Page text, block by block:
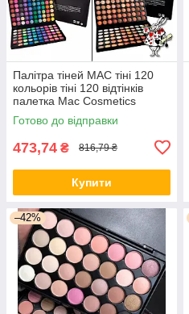
Палітра тіней МАС тіні 120
кольорів тіні 120 відтінків
палетка Mac Cosmetics
Готово до відправки
473,74 ₴ 816,79 ₴
Купити
–42%